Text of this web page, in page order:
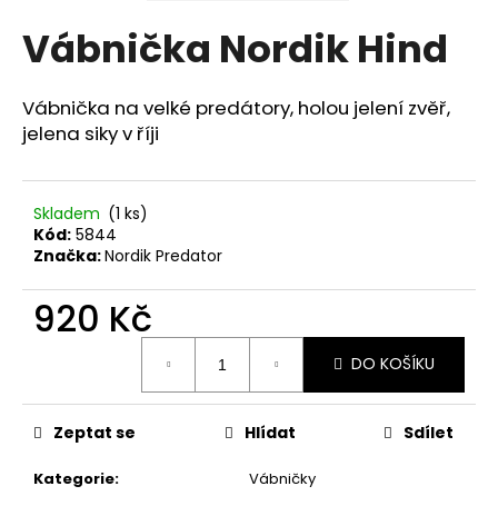
produktu
je
z
5
hvězdiček.
Vábnička Nordik Hind
Vábnička na velké predátory, holou jelení zvěř,
jelena siky v říji
Skladem (1 ks)
Kód: 5844
Značka:Nordik Predator
920 Kč
DO KOŠÍKU
Kategorie: Vábničky
Zeptat se Hlídat Sdílet
a
j
t
?
HLEDAT
p
o
u